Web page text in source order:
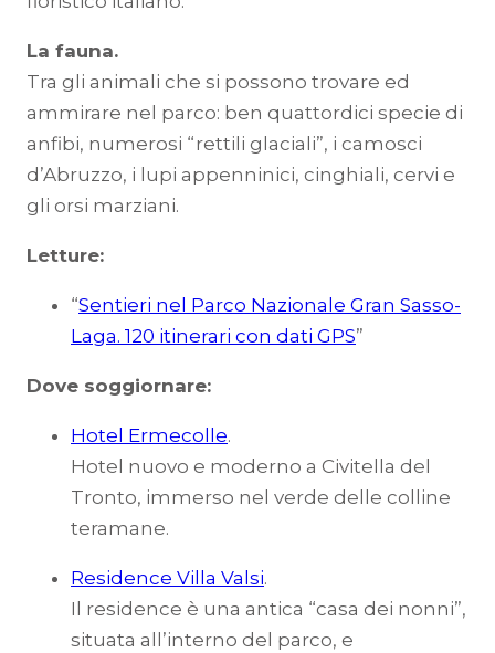
La fauna.
Tra gli animali che si possono trovare ed
ammirare nel parco: ben quattordici specie di
anfibi, numerosi “rettili glaciali”, i camosci
d’Abruzzo, i lupi appenninici, cinghiali, cervi e
gli orsi marziani.
Letture:
“Sentieri nel Parco Nazionale Gran Sasso-
Laga. 120 itinerari con dati GPS”
Dove soggiornare:
Hotel Ermecolle.
Hotel nuovo e moderno a Civitella del
Tronto, immerso nel verde delle colline
teramane.
Residence Villa Valsi.
Il residence è una antica “casa dei nonni”,
situata all’interno del parco, e